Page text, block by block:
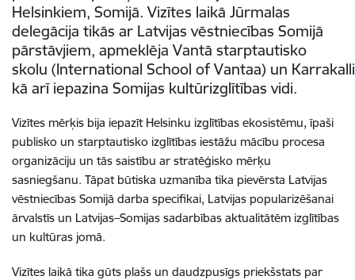
Helsinkiem, Somijā. Vizītes laikā Jūrmalas
delegācija tikās ar Latvijas vēstniecības Somijā
pārstāvjiem, apmeklēja Vantā starptautisko
skolu (International School of Vantaa) un
kā arī iepazina Somijas kultūrizglītības vidi.
Vizītes mērķis bija iepazīt Helsinku izglītības ekosistēmu, īpaši
publisko un starptautisko izglītības iestāžu mācību procesa
organizāciju un tās saistību ar stratēģisko mērķu
sasniegšanu. Tāpat būtiska uzmanība tika pievērsta Latvijas
vēstniecības Somijā darba specifikai, Latvijas popularizēšanai
ārvalstīs un Latvijas–Somijas sadarbības aktualitātēm izglītības
un kultūras jomā.
Vizītes laikā tika gūts plašs un daudzpusīgs priekšstats par